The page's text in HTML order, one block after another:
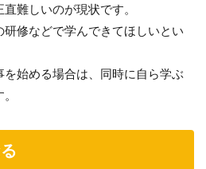
難しいのが現状です。
修などで学んできてほしいとい
を始める場合は、同時に自ら学ぶ